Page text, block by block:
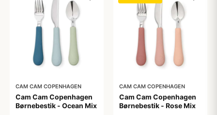
CAM CAM COPENHAGEN
Cam Cam Copenhagen
Børnebestik - Ocean Mix
CAM CAM COPENHAGEN
Cam Cam Copenhagen
Børnebestik - Rose Mix